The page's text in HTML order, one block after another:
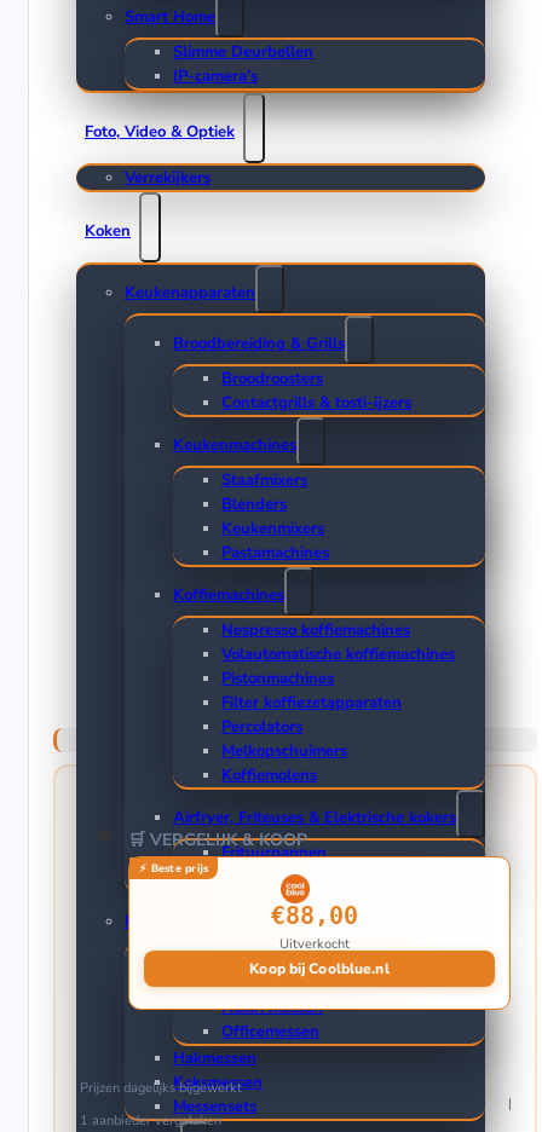
Smart Home
Slimme Deurbellen
IP-camera’s
Foto, Video & Optiek
Verrekijkers
Koken
Keukenapparaten
Broodbereiding & Grills
Broodroosters
Contactgrills & tosti-ijzers
Keukenmachines
Staafmixers
Blenders
Keukenmixers
Pastamachines
Koffiemachines
Nespresso koffiemachines
Volautomatische koffiemachines
Pistonmachines
Filter koffiezetapparaten
Percolators
Melkopschuimers
Koffiemolens
Airfryer, Friteuses & Elektrische kokers
Frituurpannen
Airfryers
Keukenmessen
Groentemessen
Nakiri messen
Officemessen
Hakmessen
Koksmessen
Messensets
🛒 VERGELIJK & KOOP
€88,00
Uitverkocht
Koop bij Coolblue.nl
Prijzen dagelijks bijgewerkt
1 aanbiedervergeleken